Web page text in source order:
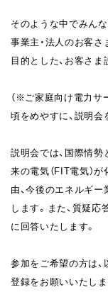
そのような中でみん
事業主・法人のお客
目的とした、お客さま
（※ご家庭向け電力サ
頃をめやすに、説明会
説明会では、国際情
来の電気（FIT電気）
由、今後のエネルギ
します。また、質疑
に回答いたします。
参加をご希望の方は
登録をお願いいたしま